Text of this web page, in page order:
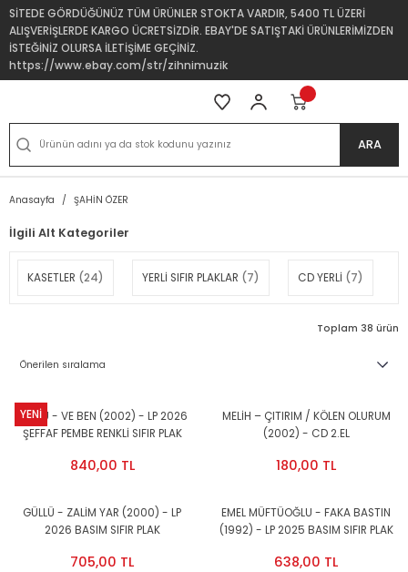
SİTEDE GÖRDÜĞÜNÜZ TÜM ÜRÜNLER STOKTA VARDIR, 5400 TL ÜZERİ
ALIŞVERİŞLERDE KARGO ÜCRETSİZDİR. EBAY'DE SATIŞTAKİ ÜRÜNLERİMİZDEN
İSTEĞİNİZ OLURSA İLETİŞİME GEÇİNİZ.
https://www.ebay.com/str/zihnimuzik
ARA
Anasayfa ŞAHİN ÖZER
İlgili Alt Kategoriler
KASETLER (24) YERLİ SIFIR PLAKLAR (7) CD YERLİ (7)
Toplam 38 ürün
YENİ
GÜLLÜ - VE BEN (2002) - LP 2026
ŞEFFAF PEMBE RENKLİ SIFIR PLAK
840,00 TL
MELİH – ÇITIRIM / KÖLEN OLURUM
(2002) - CD 2.EL
180,00 TL
GÜLLÜ - ZALİM YAR (2000) - LP
2026 BASIM SIFIR PLAK
705,00 TL
EMEL MÜFTÜOĞLU - FAKA BASTIN
(1992) - LP 2025 BASIM SIFIR PLAK
638,00 TL